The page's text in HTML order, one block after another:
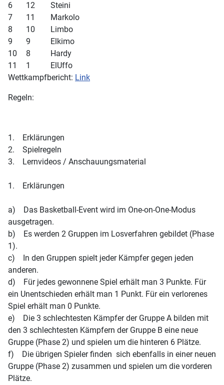
6
12
Steini
7
11
Markolo
8
10
Limbo
9
9
Elkimo
10
8
Hardy
11
1
ElUffo
Wettkampfbericht: Link
Regeln:
1. Erklärungen
2. Spielregeln
3. Lernvideos / Anschauungsmaterial
1. Erklärungen
a) Das Basketball-Event wird im One-on-One-Modus
ausgetragen.
b) Es werden 2 Gruppen im Losverfahren gebildet (Phase
1).
c) In den Gruppen spielt jeder Kämpfer gegen jeden
anderen.
d) Für jedes gewonnene Spiel erhält man 3 Punkte. Für
ein Unentschieden erhält man 1 Punkt. Für ein verlorenes
Spiel erhält man 0 Punkte.
e) Die 3 schlechtesten Kämpfer der Gruppe A bilden mit
den 3 schlechtesten Kämpfern der Gruppe B eine neue
Gruppe (Phase 2) und spielen um die hinteren 6 Plätze.
f) Die übrigen Spieler finden sich ebenfalls in einer neuen
Gruppe (Phase 2) zusammen und spielen um die vorderen
Plätze.